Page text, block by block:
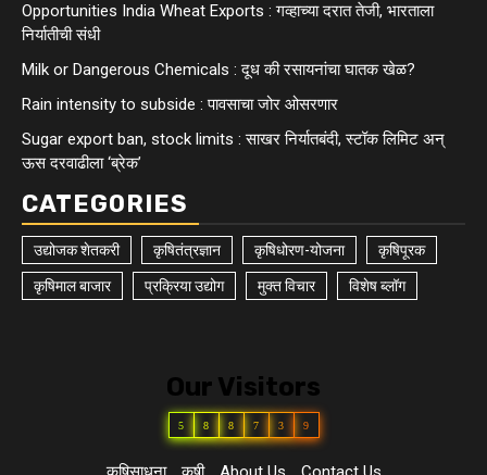
Opportunities India Wheat Exports : गव्हाच्या दरात तेजी, भारताला
निर्यातीची संधी
Milk or Dangerous Chemicals : दूध की रसायनांचा घातक खेळ?
Rain intensity to subside : पावसाचा जोर ओसरणार
Sugar export ban, stock limits : साखर निर्यातबंदी, स्टॉक लिमिट अन्
ऊस दरवाढीला ‘ब्रेक’
CATEGORIES
उद्योजक शेतकरी कृषितंत्रज्ञान कृषिधोरण-योजना कृषिपूरक
कृषिमाल बाजार प्रक्रिया उद्योग मुक्त विचार विशेष ब्लॉग
Our Visitors
5 8 8 7 3 9